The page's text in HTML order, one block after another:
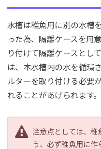
水槽は稚魚用に別の水槽
った為、隔離ケースを用
り付けて隔離ケースとし
は、本水槽内の水を循環
ルターを取り付ける必要
れることがあげられます。
注意点としては、稚
う、必ず稚魚用に作